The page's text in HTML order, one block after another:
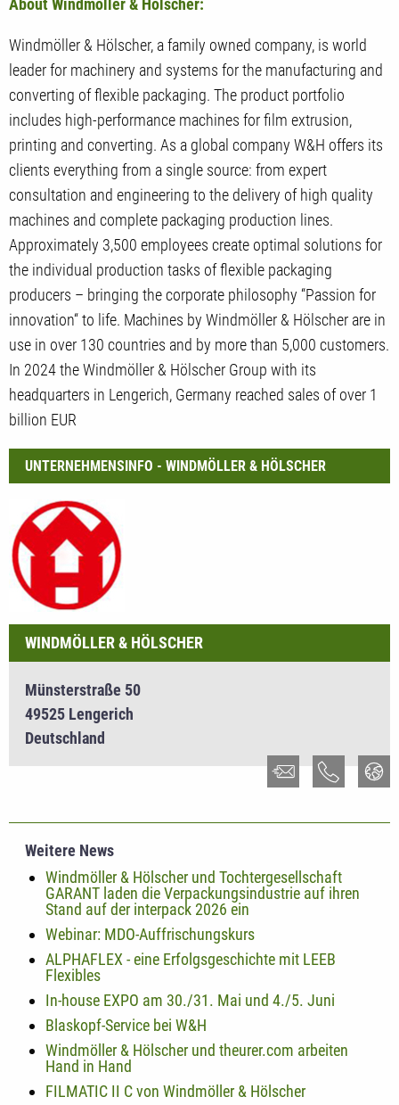
About Windmöller & Hölscher:
Windmöller & Hölscher, a family owned company, is world
leader for machinery and systems for the manufacturing and
converting of flexible packaging. The product portfolio
includes high-performance machines for film extrusion,
printing and converting. As a global company W&H offers its
clients everything from a single source: from expert
consultation and engineering to the delivery of high quality
machines and complete packaging production lines.
Approximately 3,500 employees create optimal solutions for
the individual production tasks of flexible packaging
producers – bringing the corporate philosophy “Passion for
innovation“ to life. Machines by Windmöller & Hölscher are in
use in over 130 countries and by more than 5,000 customers.
In 2024 the Windmöller & Hölscher Group with its
headquarters in Lengerich, Germany reached sales of over 1
billion EUR
UNTERNEHMENSINFO - WINDMÖLLER & HÖLSCHER
WINDMÖLLER & HÖLSCHER
Münsterstraße 50
49525 Lengerich
Deutschland
Weitere News
Windmöller & Hölscher und Tochtergesellschaft
GARANT laden die Verpackungsindustrie auf ihren
Stand auf der interpack 2026 ein
Webinar: MDO-Auffrischungskurs
ALPHAFLEX - eine Erfolgsgeschichte mit LEEB
Flexibles
In-house EXPO am 30./31. Mai und 4./5. Juni
Blaskopf-Service bei W&H
Windmöller & Hölscher und theurer.com arbeiten
Hand in Hand
FILMATIC II C von Windmöller & Hölscher